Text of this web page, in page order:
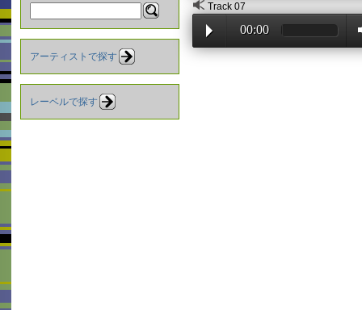
アーティストで探す
レーベルで探す
Track 07
00:00